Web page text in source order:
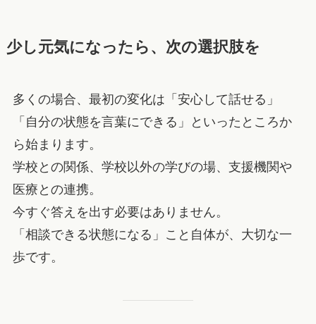
少し元気になったら、次の選択肢を
多くの場合、最初の変化は「安心して話せる」
「自分の状態を言葉にできる」といったところか
ら始まります。
学校との関係、学校以外の学びの場、支援機関や
医療との連携。
今すぐ答えを出す必要はありません。
「相談できる状態になる」こと自体が、大切な一
歩です。